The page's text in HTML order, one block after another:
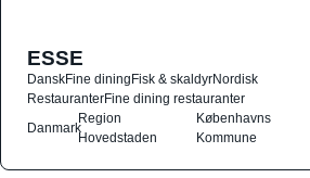
ESSE
DanskFine diningFisk & skaldyrNordisk
RestauranterFine dining restauranter
Danmark
Region
Hovedstaden
Københavns
Kommune